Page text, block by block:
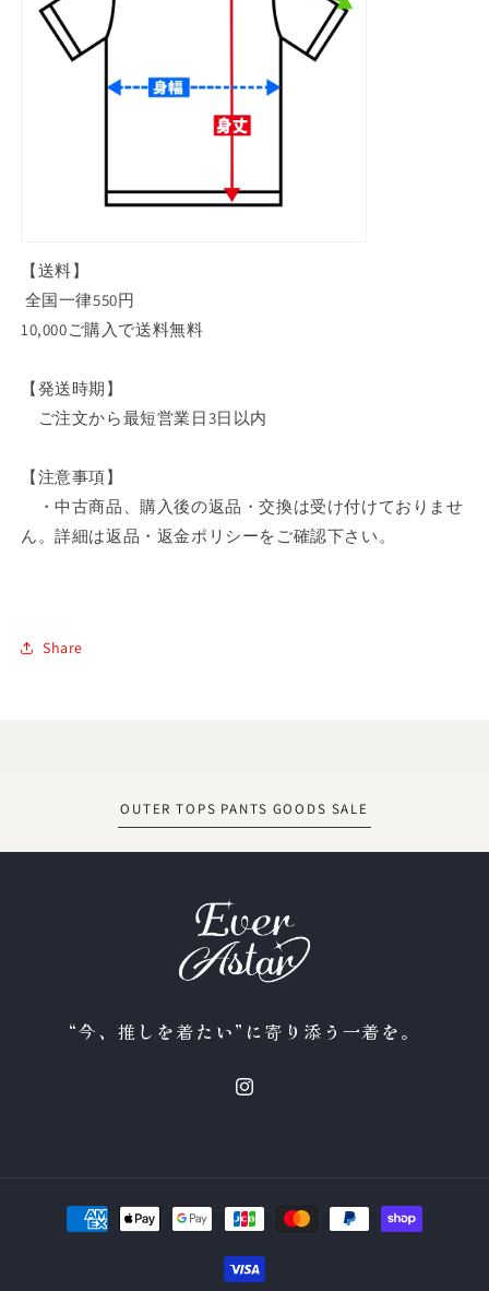
【送料】
全国一律550円
10,000ご購入で送料無料
【発送時期】
ご注文から最短営業日3日以内
【注意事項】
・中古商品、購入後の返品・交換は受け付けておりませ
ん。詳細は返品・返金ポリシーをご確認下さい。
Share
OUTER TOPS PANTS GOODS SALE
“今、推しを着たい”に寄り添う一着を。
Instagram